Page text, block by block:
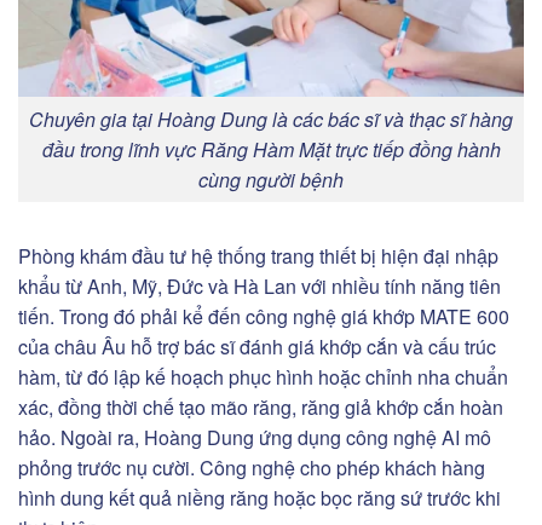
Chuyên gia tại Hoàng Dung là các bác sĩ và thạc sĩ hàng
đầu trong lĩnh vực Răng Hàm Mặt trực tiếp đồng hành
cùng người bệnh
Phòng khám đầu tư hệ thống trang thiết bị hiện đại nhập
khẩu từ Anh, Mỹ, Đức và Hà Lan với nhiều tính năng tiên
tiến. Trong đó phải kể đến công nghệ giá khớp MATE 600
của châu Âu hỗ trợ bác sĩ đánh giá khớp cắn và cấu trúc
hàm, từ đó lập kế hoạch phục hình hoặc chỉnh nha chuẩn
xác, đồng thời chế tạo mão răng, răng giả khớp cắn hoàn
hảo. Ngoài ra, Hoàng Dung ứng dụng công nghệ AI mô
phỏng trước nụ cười. Công nghệ cho phép khách hàng
hình dung kết quả niềng răng hoặc bọc răng sứ trước khi